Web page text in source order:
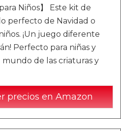
Niños】 Este kit de
perfecto de Navidad o
¡Un juego diferente
Perfecto para niñas y
de las criaturas y
precios en Amazon